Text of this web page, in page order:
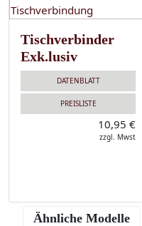
Tischverbinder
Exk.lusiv
DATENBLATT
PREISLISTE
10,95 €
zzgl. Mwst
Ähnliche Modelle